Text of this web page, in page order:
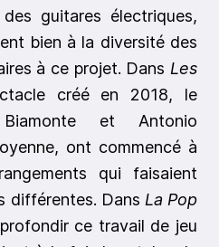
des guitares électriques,
bien à la diversité des
à ce projet. Dans Les
créé en 2018, le
et Antonio
ont commencé à
qui faisaient
différentes. Dans La Pop
ce travail de jeu